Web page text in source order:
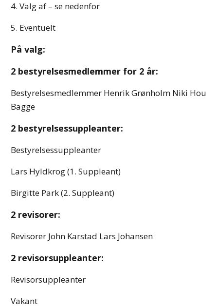
4. Valg af – se nedenfor
5. Eventuelt
På valg:
2 bestyrelsesmedlemmer for 2 år:
Bestyrelsesmedlemmer Henrik Grønholm Niki Hou
Bagge
2 bestyrelsessuppleanter:
Bestyrelsessuppleanter
Lars Hyldkrog (1. Suppleant)
Birgitte Park (2. Suppleant)
2 revisorer:
Revisorer John Karstad Lars Johansen
2 revisorsuppleanter:
Revisorsuppleanter
Vakant